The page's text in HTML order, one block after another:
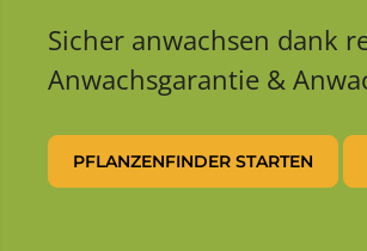
Sicher anwachsen dank
Anwachsgarantie &
PFLANZENFINDER STARTEN